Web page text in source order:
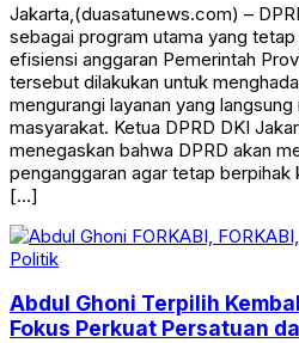
Jakarta,(duasatunews.com) –
sebagai program utama yang
efisiensi anggaran Pemerintah
tersebut dilakukan untuk
mengurangi layanan yang
masyarakat. Ketua DPRD DKI
menegaskan bahwa DPRD akan
penganggaran agar tetap berpihak
[…]
Politik
Abdul Ghoni Terpilih
Fokus Perkuat Persatuan